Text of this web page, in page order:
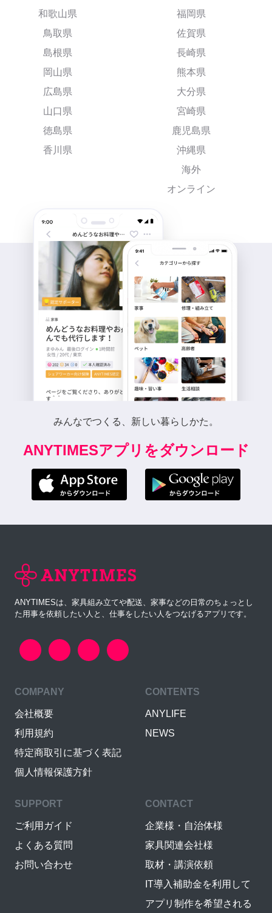
和歌山県
鳥取県
島根県
岡山県
広島県
山口県
徳島県
香川県
福岡県
佐賀県
長崎県
熊本県
大分県
宮崎県
鹿児島県
沖縄県
海外
オンライン
みんなでつくる、新しい暮らしかた。
ANYTIMESアプリをダウンロード
ANYTIMESは、家具組み立てや配送、家事などの日常のちょっとし
た用事を依頼したい人と、仕事をしたい人をつなげるアプリです。
COMPANY
会社概要
利用規約
特定商取引に基づく表記
個人情報保護方針
CONTENTS
ANYLIFE
NEWS
SUPPORT
ご利用ガイド
よくある質問
お問い合わせ
CONTACT
企業様・自治体様
家具関連会社様
取材・講演依頼
IT導入補助金を利用して
アプリ制作を希望される